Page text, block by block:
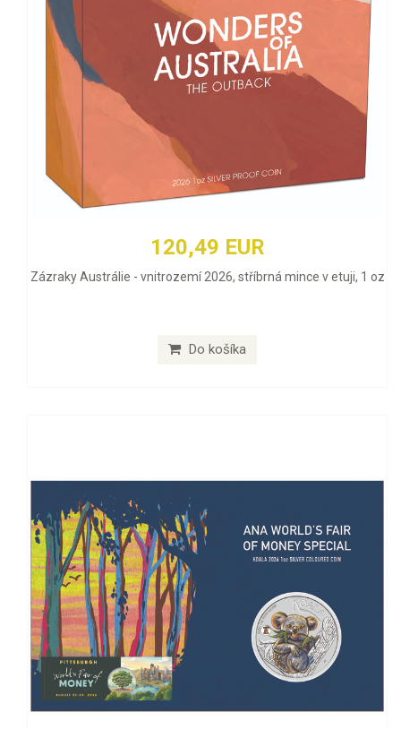
120,49 EUR
Zázraky Austrálie - vnitrozemí 2026, stříbrná mince v etuji, 1 oz
Do košíka